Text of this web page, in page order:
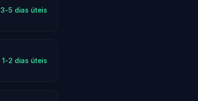
3-5 dias úteis
1-2 dias úteis